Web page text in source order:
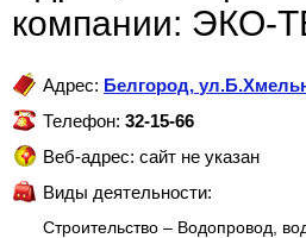
компании:
Адрес: Белгород,
Телефон: 32-15-66
Веб-адрес: сайт не указан
Виды деятельности:
Строительство – Водопровод,